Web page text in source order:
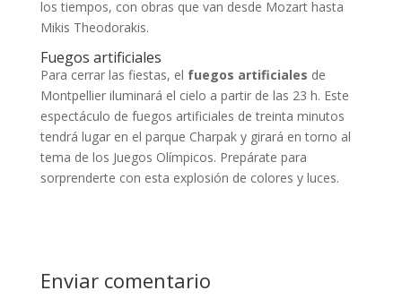
los tiempos, con obras que van desde Mozart hasta
Mikis Theodorakis.
Fuegos artificiales
Para cerrar las fiestas, el fuegos artificiales de
Montpellier iluminará el cielo a partir de las 23 h. Este
espectáculo de fuegos artificiales de treinta minutos
tendrá lugar en el parque Charpak y girará en torno al
tema de los Juegos Olímpicos. Prepárate para
sorprenderte con esta explosión de colores y luces.
Enviar comentario